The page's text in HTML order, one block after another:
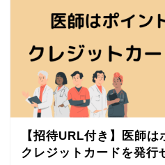
【招待URL付き】医師
クレジットカードを発行